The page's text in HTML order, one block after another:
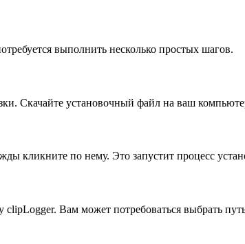
выполнить несколько простых шагов.
Скачайте установочный файл на ваш
кликните по нему. Это запустит процесс
Вам может потребоваться выбрать